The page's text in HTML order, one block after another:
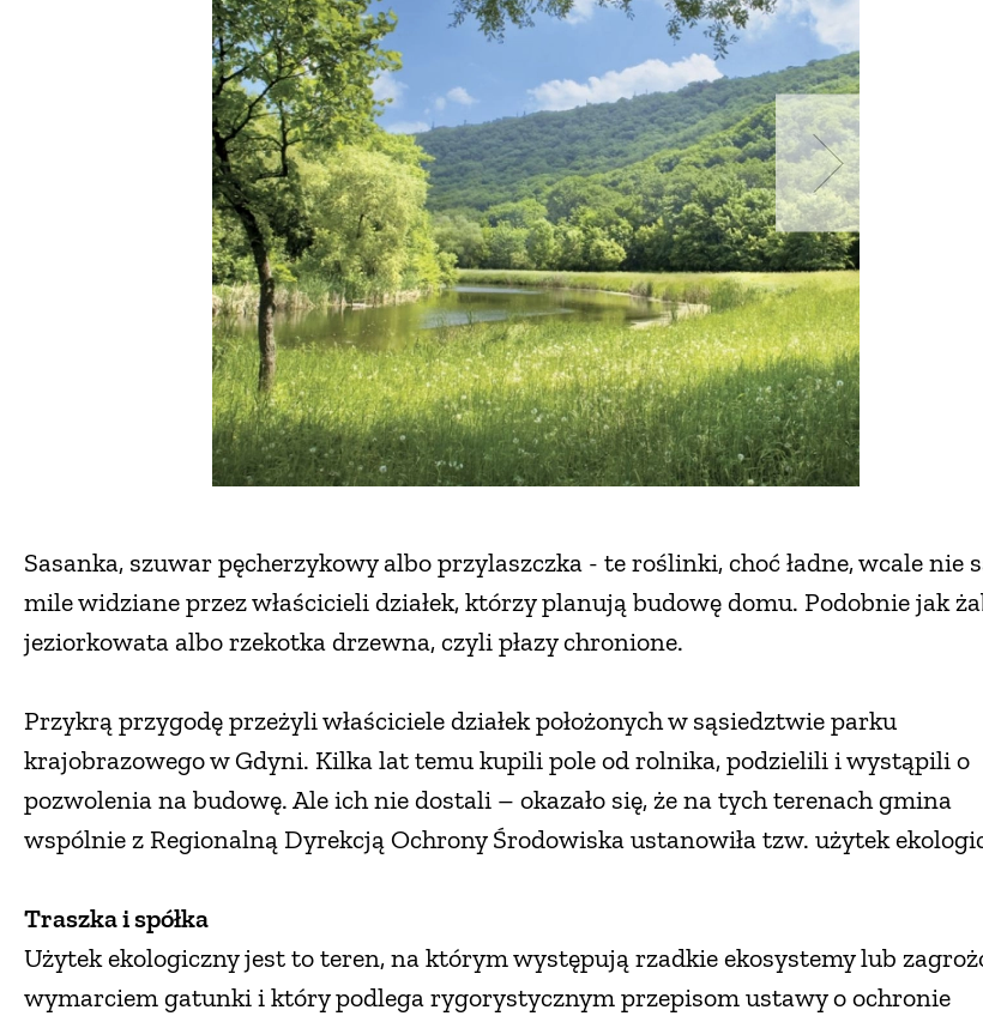
Sasanka, szuwar pęcherzykowy albo przylaszczka - te roślinki, choć ładne, wcale nie
mile widziane przez właścicieli działek, którzy planują budowę domu. Podobnie jak
jeziorkowata albo rzekotka drzewna, czyli płazy chronione.
Przykrą przygodę przeżyli właściciele działek położonych w sąsiedztwie parku
krajobrazowego w Gdyni. Kilka lat temu kupili pole od rolnika, podzielili i wystąpili o
pozwolenia na budowę. Ale ich nie dostali – okazało się, że na tych terenach gmina
wspólnie z Regionalną Dyrekcją Ochrony Środowiska ustanowiła tzw. użytek
Traszka i spółka
Użytek ekologiczny jest to teren, na którym występują rzadkie ekosystemy lub
wymarciem gatunki i który podlega rygorystycznym przepisom ustawy o ochronie